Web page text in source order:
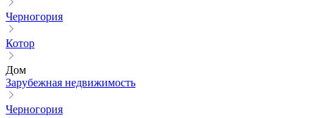
Черногория
Котор
Дом
Зарубежная недвижимость
Черногория